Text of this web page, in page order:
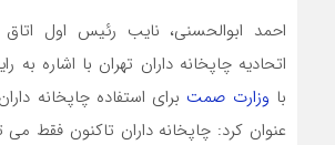
احمد ابوالحسني، نايب رئيس اول
اتحاديه چاپخانه داران تهران با اشاره به
با وزارت صمت براي استفاده چاپخانه
عنوان کرد: چاپخانه داران تاکنون فقط